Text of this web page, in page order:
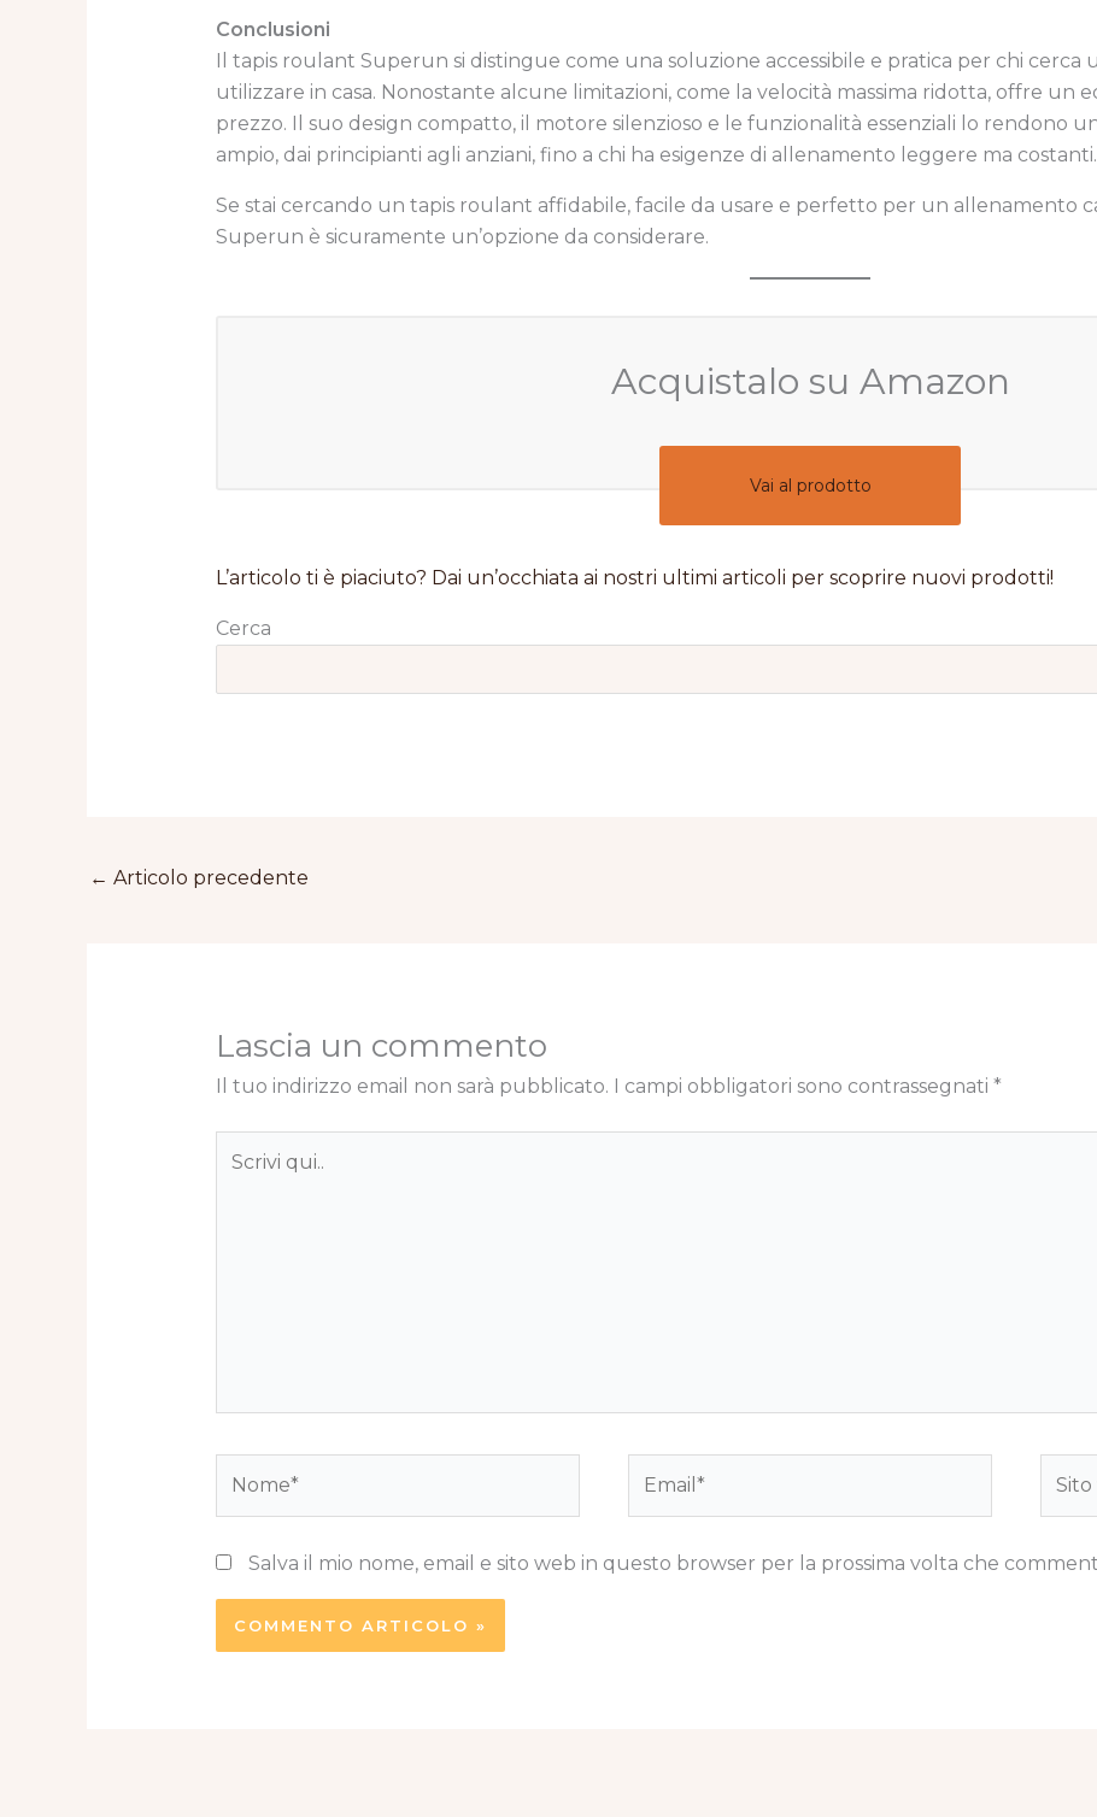
Conclusioni
Il tapis roulant Superun si distingue come una soluzione accessibile e pratica per chi cerca
utilizzare in casa. Nonostante alcune limitazioni, come la velocità massima ridotta, offre un
prezzo. Il suo design compatto, il motore silenzioso e le funzionalità essenziali lo rendono
ampio, dai principianti agli anziani, fino a chi ha esigenze di allenamento leggere ma costanti.
Se stai cercando un tapis roulant affidabile, facile da usare e perfetto per un allenamento
Superun è sicuramente un’opzione da considerare.
Acquistalo su Amazon
Vai al prodotto
L’articolo ti è piaciuto? Dai un’occhiata ai nostri ultimi articoli per scoprire nuovi prodotti!
Cerca
← Articolo precedente
Lascia un commento
Il tuo indirizzo email non sarà pubblicato. I campi obbligatori sono contrassegnati *
Salva il mio nome, email e sito web in questo browser per la prossima volta che